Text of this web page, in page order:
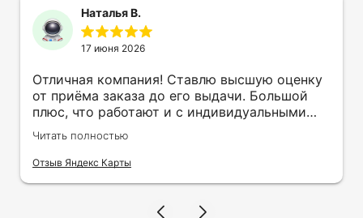
Наталья В.
17 июня 2026
Отличная компания! Ставлю высшую оценку
от приёма заказа до его выдачи. Большой
плюс, что работают и с индивидуальными
заказами. Нелбходимо было нанести принт
на кружку в подарок. Заказ был исполнен
оперативно и ооочень красиво, даже не
терпеливость, отвечала на все мои вопросы.
Читать полностью
Отзыв Яндекс Карты